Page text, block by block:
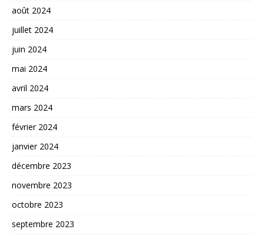
août 2024
juillet 2024
juin 2024
mai 2024
avril 2024
mars 2024
février 2024
janvier 2024
décembre 2023
novembre 2023
octobre 2023
septembre 2023